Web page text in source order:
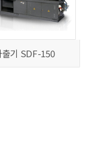
출기 SDF-150